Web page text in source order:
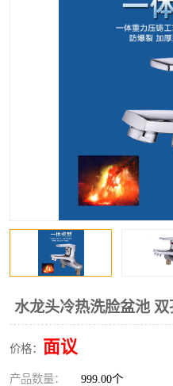
水龙头冷热洗脸盆池
价格： 面议
产品数量： 999.00个